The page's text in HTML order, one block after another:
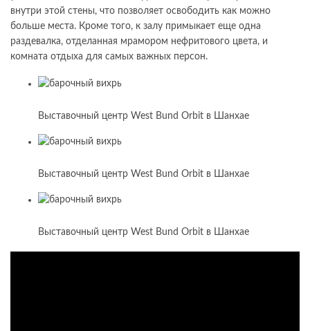
внутри этой стены, что позволяет освободить как можно
больше места. Кроме того, к залу примыкает еще одна
раздевалка, отделанная мрамором нефритового цвета, и
комната отдыха для самых важных персон.
Выставочный центр West Bund Orbit в Шанхае
Выставочный центр West Bund Orbit в Шанхае
Выставочный центр West Bund Orbit в Шанхае